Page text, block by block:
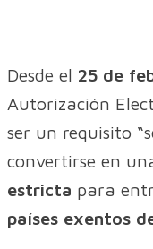
Desde el 25 de
Autorización
ser un requisito
convertirse en
estricta para
países exentos